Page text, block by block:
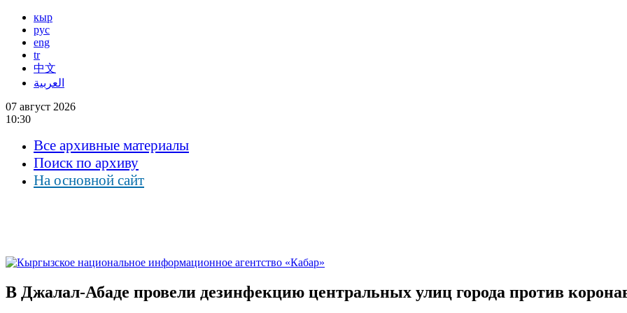
кыр
рус
eng
tr
中文
العربية
07 август 2026
10:30
Все архивные материалы
Поиск по архиву
На основной сайт
В Джалал-Абаде провели дезинфекцию центральных улиц города против